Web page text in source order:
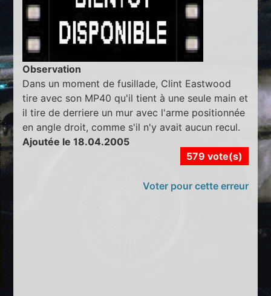
Observation
Dans un moment de fusillade, Clint Eastwood
tire avec son MP40 qu'il tient à une seule main et
il tire de derriere un mur avec l'arme positionnée
en angle droit, comme s'il n'y avait aucun recul.
Ajoutée le 18.04.2005
579 vote(s)
Voter pour cette erreur